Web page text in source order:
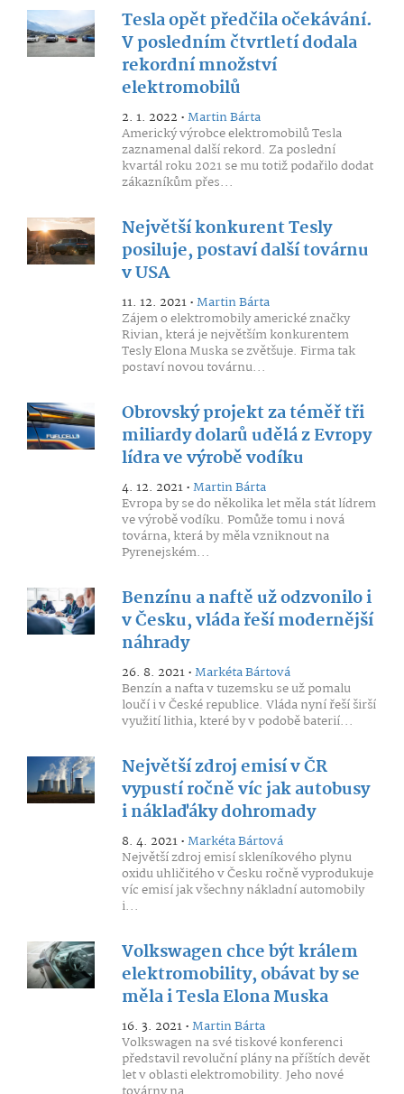
Tesla opět předčila očekávání.
V posledním čtvrtletí dodala
rekordní množství
elektromobilů
2. 1. 2022 •Martin Bárta
Americký výrobce elektromobilů Tesla
zaznamenal další rekord. Za poslední
kvartál roku 2021 se mu totiž podařilo dodat
zákazníkům přes...
Největší konkurent Tesly
posiluje, postaví další továrnu
v USA
11. 12. 2021 •Martin Bárta
Zájem o elektromobily americké značky
Rivian, která je největším konkurentem
Tesly Elona Muska se zvětšuje. Firma tak
postaví novou továrnu...
Obrovský projekt za téměř tři
miliardy dolarů udělá z Evropy
lídra ve výrobě vodíku
4. 12. 2021 •Martin Bárta
Evropa by se do několika let měla stát lídrem
ve výrobě vodíku. Pomůže tomu i nová
továrna, která by měla vzniknout na
Pyrenejském...
Benzínu a naftě už odzvonilo i
v Česku, vláda řeší modernější
náhrady
26. 8. 2021 •Markéta Bártová
Benzín a nafta v tuzemsku se už pomalu
loučí i v České republice. Vláda nyní řeší širší
využití lithia, které by v podobě baterií...
Největší zdroj emisí v ČR
vypustí ročně víc jak autobusy
i náklaďáky dohromady
8. 4. 2021 •Markéta Bártová
Největší zdroj emisí skleníkového plynu
oxidu uhličitého v Česku ročně vyprodukuje
víc emisí jak všechny nákladní automobily
i...
Volkswagen chce být králem
elektromobility, obávat by se
měla i Tesla Elona Muska
16. 3. 2021 •Martin Bárta
Volkswagen na své tiskové konferenci
představil revoluční plány na příštích devět
let v oblasti elektromobility. Jeho nové